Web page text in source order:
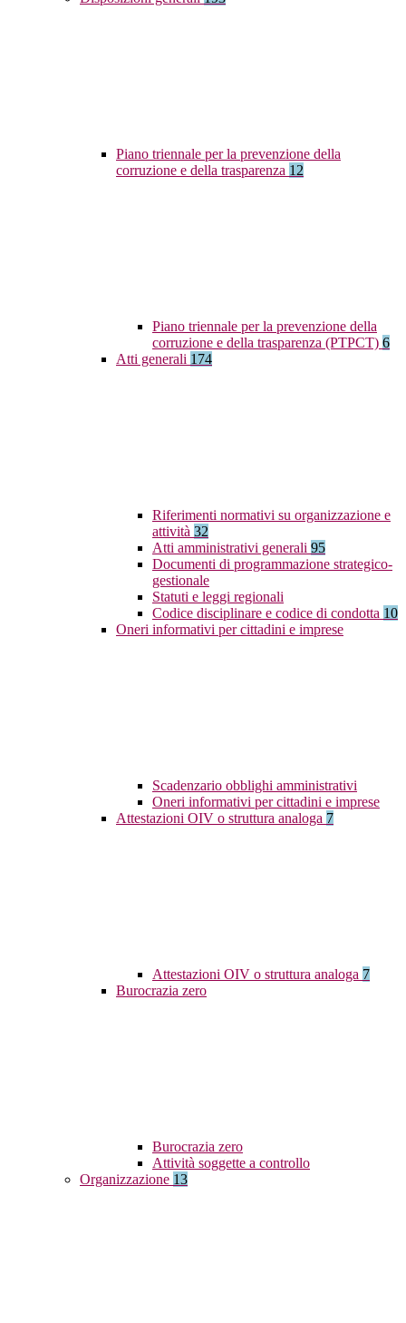
Piano triennale per la prevenzione della
corruzione e della trasparenza 12
Piano triennale per la prevenzione della
corruzione e della trasparenza (PTPCT) 6
Atti generali 174
Riferimenti normativi su organizzazione e
attività 32
Atti amministrativi generali 95
Documenti di programmazione strategico-
gestionale
Statuti e leggi regionali
Codice disciplinare e codice di condotta 10
Oneri informativi per cittadini e imprese
Scadenzario obblighi amministrativi
Oneri informativi per cittadini e imprese
Attestazioni OIV o struttura analoga 7
Attestazioni OIV o struttura analoga 7
Burocrazia zero
Burocrazia zero
Attività soggette a controllo
Organizzazione 13